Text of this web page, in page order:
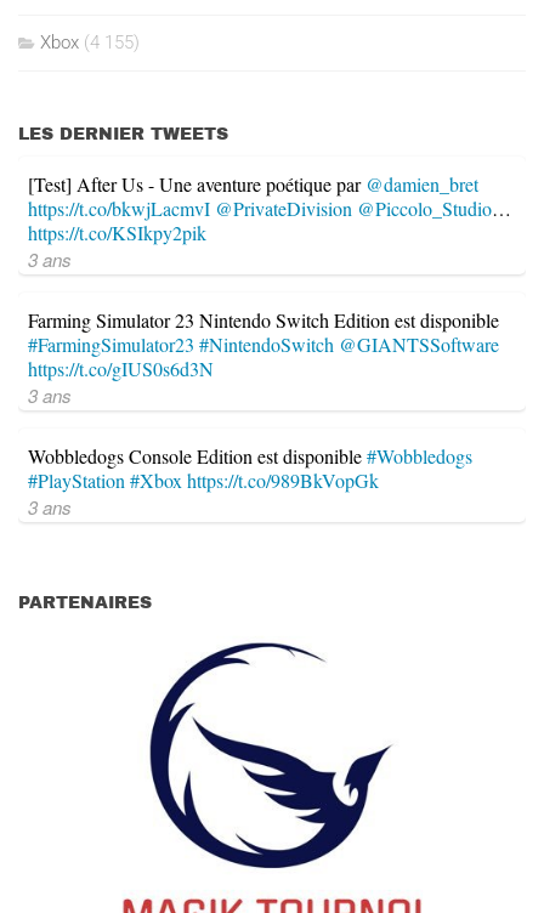
Xbox (4 155)
LES DERNIER TWEETS
[Test] After Us - Une aventure poétique par @damien_bret
https://t.co/bkwjLacmvI @PrivateDivision @Piccolo_Studio…
https://t.co/KSIkpy2pik
3 ans
Farming Simulator 23 Nintendo Switch Edition est disponible
#FarmingSimulator23 #NintendoSwitch @GIANTSSoftware
https://t.co/gIUS0s6d3N
3 ans
Wobbledogs Console Edition est disponible#Wobbledogs
#PlayStation#Xboxhttps://t.co/989BkVopGk
3 ans
PARTENAIRES